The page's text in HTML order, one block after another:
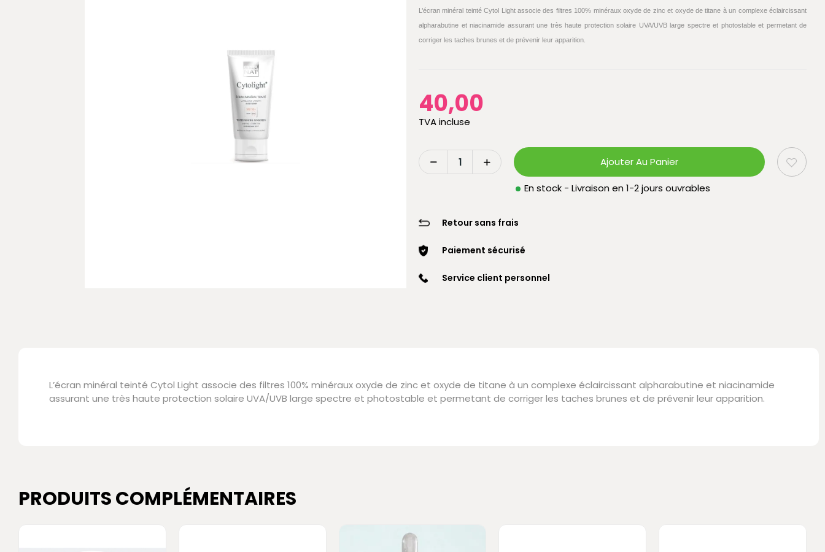
L’écran minéral teinté Cytol Light associe des filtres 100% minéraux oxyde de zinc et oxyde de titane à un complexe éclaircissant
alpharabutine et niacinamide assurant une très haute protection solaire UVA/UVB large spectre et photostable et permetant de
corriger les taches brunes et de prévenir leur apparition.
40,00
TVA incluse
Ajouter Au Panier
En stock - Livraison en 1-2 jours ouvrables
Retour sans frais
Paiement sécurisé
Service client personnel
L’écran minéral teinté Cytol Light associe des filtres 100% minéraux oxyde de zinc et oxyde de titane à un complexe éclaircissant alpharabutine et niacinamide
assurant une très haute protection solaire UVA/UVB large spectre et photostable et permetant de corriger les taches brunes et de prévenir leur apparition.
PRODUITS COMPLÉMENTAIRES